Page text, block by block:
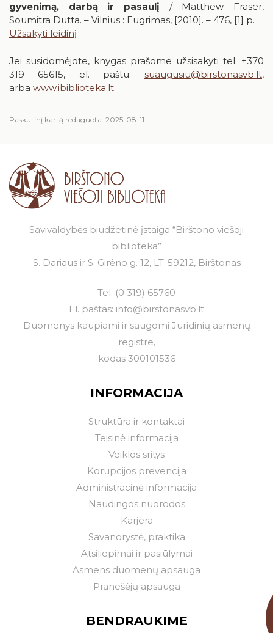
gyvenimą, darbą ir pasaulį / Matthew Fraser,
Soumitra Dutta. – Vilnius : Eugrimas, [2010]. – 476, [1] p.
Užsakyti leidinį
Jei susidomėjote, knygas prašome užsisakyti tel. +370
319 65615, el. paštu: suaugusiu@birstonasvb.lt,
arba www.ibiblioteka.lt
Paskutinį kartą redaguota: 2025-08-11
Savivaldybės biudžetinė įstaiga “Birštono viešoji
biblioteka”
S. Dariaus ir S. Girėno g. 12, LT-59212, Birštonas
Tel. (0 319) 65760
El. paštas: info@birstonasvb.lt
Duomenys kaupiami ir saugomi Juridinių asmenų
registre,
kodas 300101536
INFORMACIJA
Struktūra ir kontaktai
Teisinė informacija
Veiklos sritys
Korupcijos prevencija
Administracinė informacija
Naudingos nuorodos
Karjera
Savanorystė, praktika
Atsiliepimai ir pasiūlymai
Asmens duomenų apsauga
Pranešėjų apsauga
BENDRAUKIME